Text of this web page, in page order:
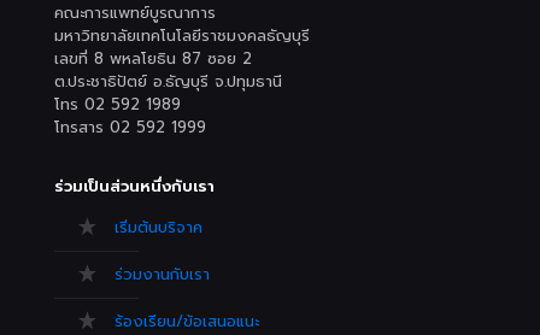
คณะการแพทย์บูรณาการ
มหาวิทยาลัยเทคโนโลยีราชมงคลธัญบุรี
เลขที่ 8 พหลโยธิน 87 ซอย 2
ต.ประชาธิปัตย์ อ.ธัญบุรี จ.ปทุมธานี
โทร 02 592 1989
โทรสาร 02 592 1999
ร่วมเป็นส่วนหนึ่งกับเรา
เริ่มต้นบริจาค
ร่วมงานกับเรา
ร้องเรียน/ข้อเสนอแนะ